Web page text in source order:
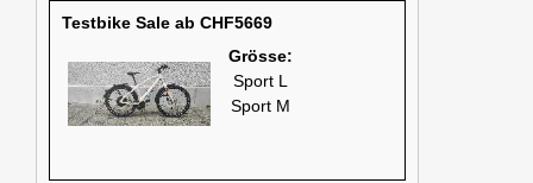
Testbike Sale ab CHF5669
Grösse:
Sport L
Sport M